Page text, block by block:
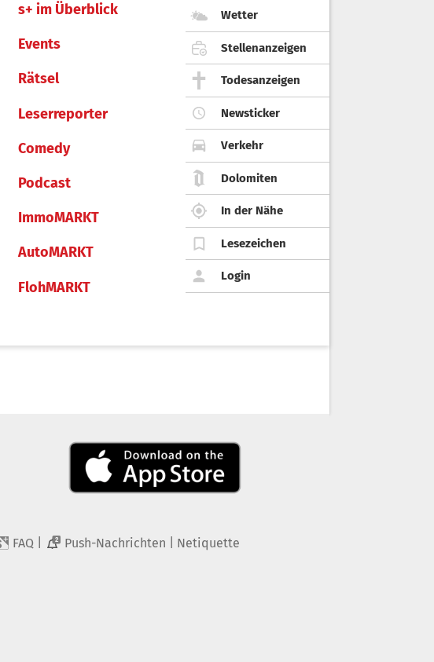
s+ im Überblick
Events
Rätsel
Leserreporter
Comedy
Podcast
ImmoMARKT
AutoMARKT
FlohMARKT
Wetter
Stellenanzeigen
Todesanzeigen
Newsticker
Verkehr
Dolomiten
In der Nähe
Lesezeichen
Login
FAQ 2 Push-Nachrichten Netiquette